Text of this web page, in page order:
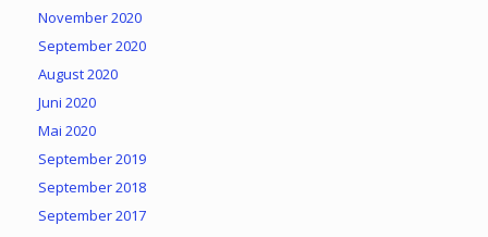
November 2020
September 2020
August 2020
Juni 2020
Mai 2020
September 2019
September 2018
September 2017